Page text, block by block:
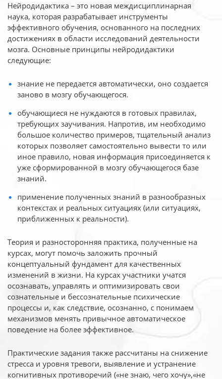
Нейродидактика – это новая междисциплинарная
наука, которая разрабатывает инструменты
эффективного обучения, основанного на последних
достижениях в области исследований деятельности
мозга. Основные принципы нейродидактики
следующие:
знание не передается автоматически, оно создается
заново в мозгу обучающегося.
обучающиеся не нуждаются в готовых правилах,
требующих заучивания. Напротив, им необходимо
большое количество примеров, тщательный анализ
которых позволяет самостоятельно вывести то или
иное правило, новая информация присоединяется к
уже сформированной в мозгу обучающегося базе
знаний.
применение полученных знаний в разнообразных
контекстах и реальных ситуациях (или ситуациях,
приближенных к реальности).
Теория и разносторонняя практика, полученные на
курсах, могут помочь заложить прочный
концептуальный фундамент для качественных
изменений в жизни. На курсах участники учатся
осознавать, управлять и оптимизировать свои
сознательные и бессознательные психические
процессы и, как следствие, осознанно, с понимаем
механизмов менять привычное автоматическое
поведение на более эффективное.
Практические задания также рассчитаны на снижение
стресса и уровня тревоги, выявление и устранение
когнитивных противоречий («не знаю, чего хочу»,«не